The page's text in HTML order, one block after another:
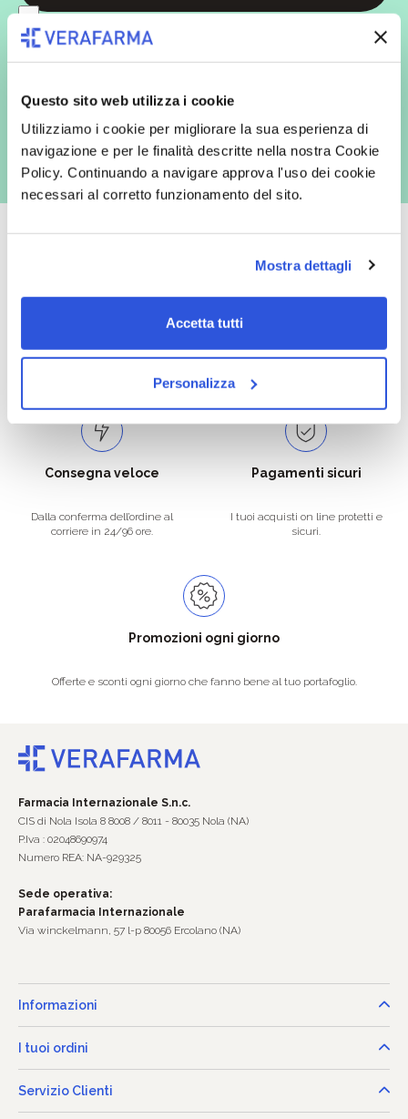
Questo sito web utilizza i cookie
Utilizziamo i cookie per migliorare la sua esperienza di
navigazione e per le finalità descritte nella nostra Cookie
Policy. Continuando a navigare approva l'uso dei cookie
necessari al corretto funzionamento del sito.
Mostra dettagli
Accetta tutti
Personalizza
redatta ai sensi del Regolamento EU 2016/679, acconsento
espressamente al trattamento dei miei dati personali per finalità
commerciali da parte di Verafarma, tra cui invio di comunicazioni
con inviti e comunicazioni commerciali - e modalità tradizionali, quali ad
es. posta cartacea)
Oltre 50.000 prodotti
per soddisfare tutte le esigenze.
Spedizione gratuita
la spedizione la regaliamo noi.
Consegna veloce
Dalla conferma dell’ordine al
corriere in 24/96 ore.
Pagamenti sicuri
I tuoi acquisti on line protetti e
sicuri.
Promozioni ogni giorno
Offerte e sconti ogni giorno che fanno bene al tuo portafoglio.
Farmacia Internazionale S.n.c.
CIS di Nola Isola 8 8008 / 8011 - 80035 Nola (NA)
P.Iva : 02048690974
Numero REA: NA-929325
Sede operativa:
Parafarmacia Internazionale
Via winckelmann, 57 l-p 80056 Ercolano (NA)
Informazioni
I tuoi ordini
Servizio Clienti